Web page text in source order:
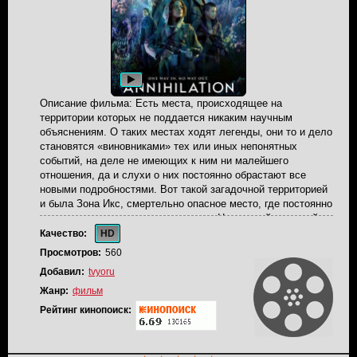
очередного не успокоившегося призрака, стремящегося
вернуться в материальный мир. Но на этот раз
неукротимой злобе даст отпор интеллект и смекалка
сильного и умного мужчины, способного дать отпор
могущественной тьме.
Описание фильма: Есть места, происходящее на
территории которых не поддается никаким научным
объяснениям. О таких местах ходят легенды, они то и дело
становятся «виновниками» тех или иных непонятных
событий, на деле не имеющих к ним ни малейшего
отношения, да и слухи о них постоянно обрастают все
новыми подробностями. Вот такой загадочной территорией
и была Зона Икс, смертельно опасное место, где постоянно
происходили невероятные явления. Нет, в этой кишащей
аномалиями зоне не живут невиданные кровожадные
чудовища, туда не жаждут проникнуть в поисках трофеев
обожающие риск охотники, и всякого рода авантюристы и
искатели приключений тоже не спешат за неприятностями
на свои головы. Зона Икс - это своеобразная зона
отчуждения, попав в которую все живое рискует исчезнуть
навсегда. Тайная правительственная организация
неоднократно пытается получить какие-либо конкретные
Качество:
HD
Просмотров: 560
Добавил: tvyoru
Жанр: фильм
Рейтинг кинопоиск: